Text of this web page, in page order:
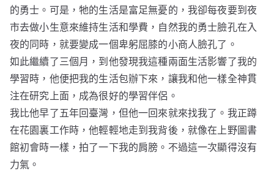
的勇士。可是，牠的生活是富足無憂的，我卻每夜要到夜
市去做小生意來維持生活和學費，自然我的勇士臉孔在入
夜的同時，就要變成一個卑躬屈膝的小商人臉孔了。
如此繼續了三個月，到他發現我這種兩面生活影響了我的
學習時，他便把我的生活包辦下來，讓我和他一樣全神貫
注在研究上面，成為很好的學習伴侶。
我比他早了五年回臺灣，但他一回來就來找我了。我正蹲
在花園裏工作時，他輕輕地走到我背後，就像在上野圖書
館初會時一樣，拍了一下我的肩膀。不過這一次顯得沒有
力氣。